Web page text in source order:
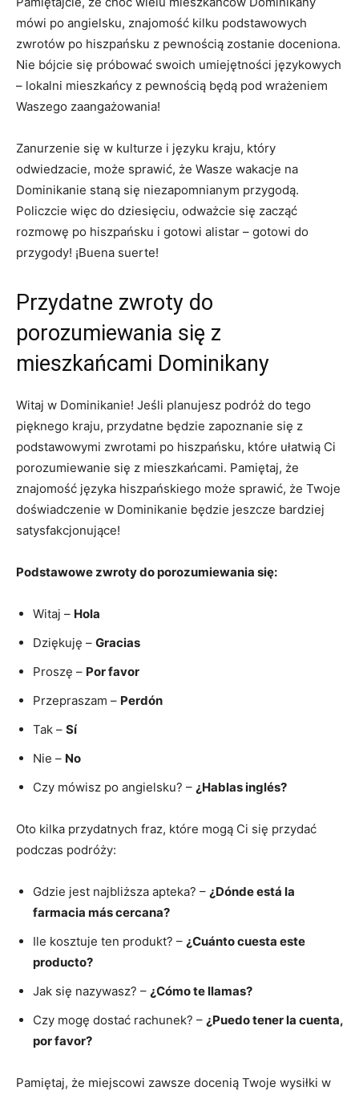
mówi po‌ angielsku, znajomość kilku podstawowych
zwrotów po ‌hiszpańsku z pewnością zostanie doceniona.
Nie bójcie się próbować swoich umiejętności językowych
– lokalni mieszkańcy z pewnością będą pod wrażeniem
Waszego zaangażowania!
Zanurzenie ‌się w kulturze i języku kraju, który
⁤odwiedzacie, może sprawić, że Wasze wakacje na
Dominikanie‍ staną się niezapomnianym przygodą.
Policzcie więc do⁣ dziesięciu, odważcie się zacząć
rozmowę ‌po hiszpańsku i gotowi alistar – gotowi do
przygody! ¡Buena suerte!
Przydatne zwroty do
porozumiewania się z
mieszkańcami Dominikany
Witaj w ‍Dominikanie! Jeśli planujesz podróż do tego
pięknego kraju,⁤ przydatne będzie zapoznanie się z
podstawowymi zwrotami‍ po hiszpańsku, które ułatwią Ci
porozumiewanie się z mieszkańcami. Pamiętaj, że
znajomość języka hiszpańskiego może sprawić, że Twoje
doświadczenie w Dominikanie będzie jeszcze bardziej
satysfakcjonujące!
Podstawowe zwroty⁣ do⁤ porozumiewania się:
Witaj – Hola
Dziękuję – Gracias
Proszę – Por favor
Przepraszam – Perdón
Tak – Sí
Nie⁢ – No
Czy ⁣mówisz po angielsku? – ¿Hablas⁢ inglés?
Oto kilka przydatnych fraz, które mogą Ci się ⁣przydać
podczas podróży:
Gdzie jest ⁤najbliższa apteka? – ¿Dónde‌ está la
farmacia más ‍cercana?
Ile kosztuje ten produkt? – ¿Cuánto cuesta este
producto?
Jak się nazywasz?⁣ – ¿Cómo te llamas?
Czy mogę dostać rachunek? – ¿Puedo tener la cuenta,
por favor?
Pamiętaj, że miejscowi zawsze docenią Twoje wysiłki w